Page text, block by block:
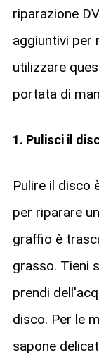
riparazione
aggiuntivi per
utilizzare
portata di
1. Pulisci il
Pulire il disco
per riparare
graffio è
grasso. Tieni
prendi
disco. Per le
sapone